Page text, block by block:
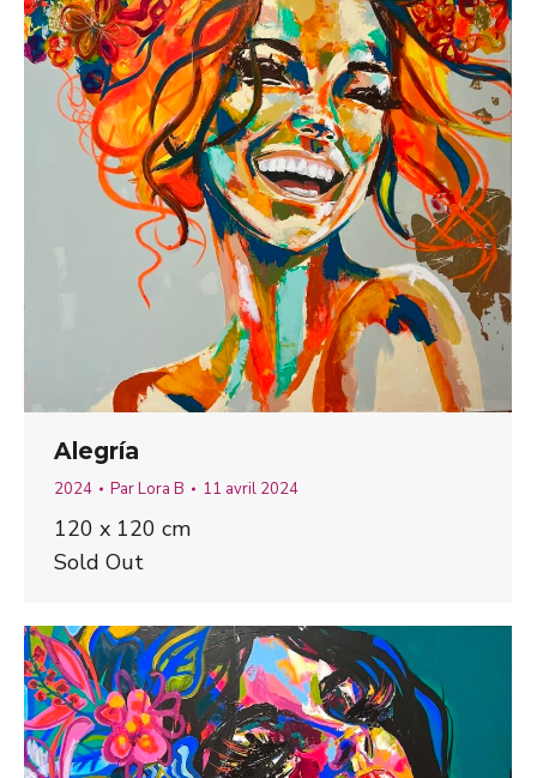
Alegría
2024 ParLora B 11 avril 2024
120 x 120 cm
Sold Out